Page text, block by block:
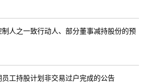
人之一致行动人、部分董事减持股份的预
工持股计划非交易过户完成的公告